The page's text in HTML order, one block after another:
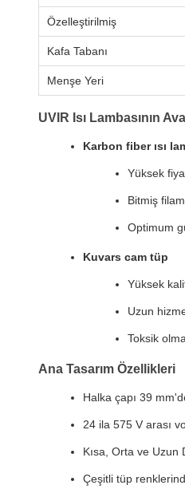
Özelleştirilmiş
Kafa Tabanı
Menşe Yeri
UVIR Isı Lambasının
Karbon fiber ısı
Yüksek
Bitmiş
Optimum
Kuvars cam tüp
Yüksek
Uzun
Toksik
Ana Tasarım Özellikleri
Halka çapı 39
24 ila 575 V arası
Kısa, Orta ve Uzun
Çeşitli tüp